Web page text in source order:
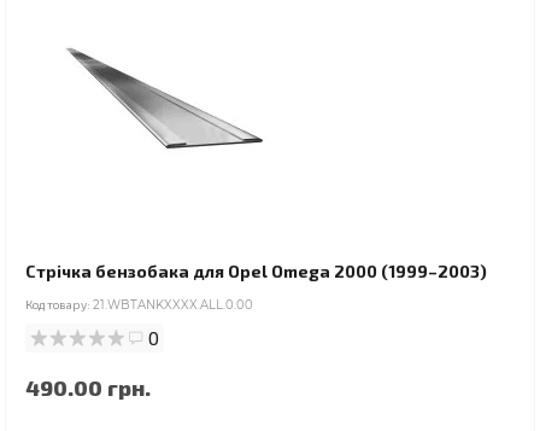
Стрічка бензобака для Opel Omega 2000 (1999–2003)
Код товару: 21.WBTANKXXXX.ALL.0.00
0
490.00 грн.